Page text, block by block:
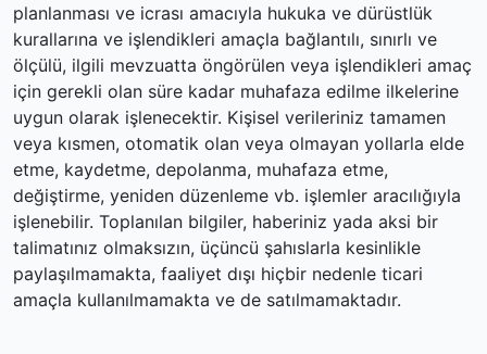
planlanması ve icrası amacıyla hukuka ve dürüstlük
kurallarına ve işlendikleri amaçla bağlantılı, sınırlı ve
ölçülü, ilgili mevzuatta öngörülen veya işlendikleri amaç
için gerekli olan süre kadar muhafaza edilme ilkelerine
uygun olarak işlenecektir. Kişisel verileriniz tamamen
veya kısmen, otomatik olan veya olmayan yollarla elde
etme, kaydetme, depolanma, muhafaza etme,
değiştirme, yeniden düzenleme vb. işlemler aracılığıyla
işlenebilir. Toplanılan bilgiler, haberiniz yada aksi bir
talimatınız olmaksızın, üçüncü şahıslarla kesinlikle
paylaşılmamakta, faaliyet dışı hiçbir nedenle ticari
amaçla kullanılmamakta ve de satılmamaktadır.